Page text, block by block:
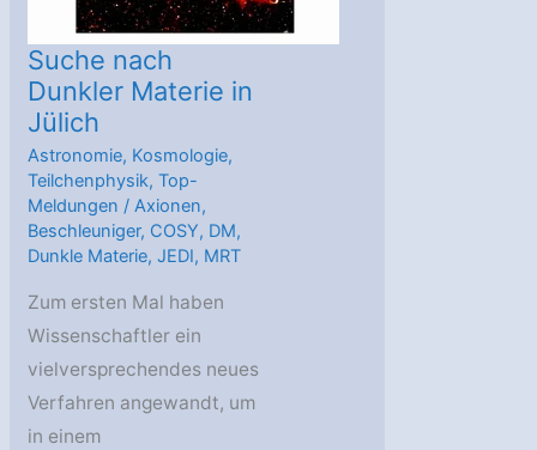
Suche nach
Dunkler Materie in
Jülich
Astronomie, Kosmologie,
Teilchenphysik,Top-
Meldungen /Axionen,
Beschleuniger, COSY, DM,
Dunkle Materie,JEDI, MRT
Zum ersten Mal haben
Wissenschaftler ein
vielversprechendes neues
Verfahren angewandt, um
in einem